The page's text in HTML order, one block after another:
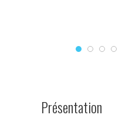
Présentation